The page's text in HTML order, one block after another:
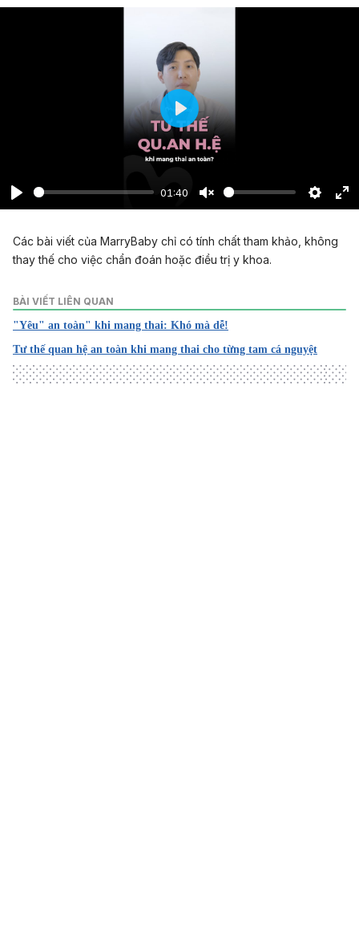
Play
01:40
Unmute
Play
Các bài viết của MarryBaby chỉ có tính chất tham khảo, không
thay thế cho việc chẩn đoán hoặc điều trị y khoa.
BÀI VIẾT LIÊN QUAN
"Yêu" an toàn" khi mang thai: Khó mà dễ!
Tư thế quan hệ an toàn khi mang thai cho từng tam cá nguyệt